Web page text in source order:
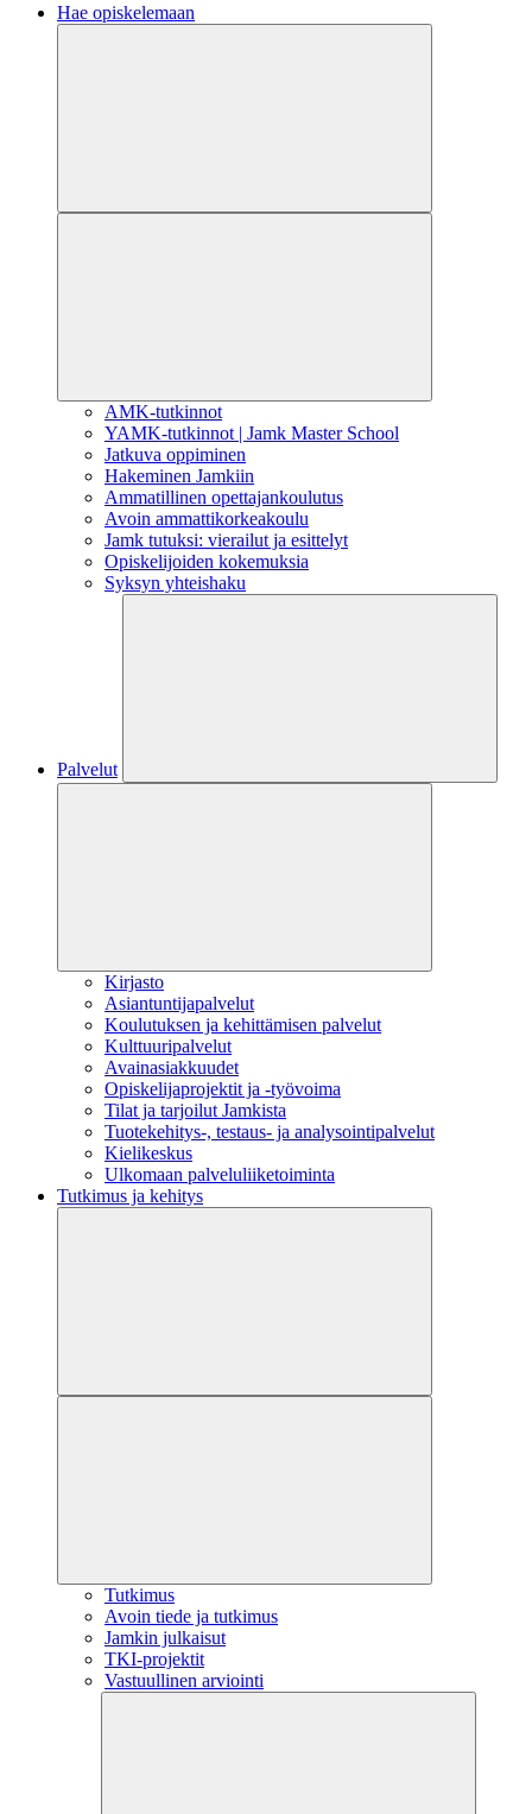
Hae opiskelemaan
AMK-tutkinnot
YAMK-tutkinnot | Jamk Master School
Jatkuva oppiminen
Hakeminen Jamkiin
Ammatillinen opettajankoulutus
Avoin ammattikorkeakoulu
Jamk tutuksi: vierailut ja esittelyt
Opiskelijoiden kokemuksia
Syksyn yhteishaku
Palvelut
Kirjasto
Asiantuntijapalvelut
Koulutuksen ja kehittämisen palvelut
Kulttuuripalvelut
Avainasiakkuudet
Opiskelijaprojektit​ ja -työvoima
Tilat ja tarjoilut Jamkista
Tuotekehitys-, testaus- ja analysointipalvelut
Kielikeskus
Ulkomaan palveluliiketoiminta
Tutkimus ja kehitys
Tutkimus
Avoin tiede ja tutkimus
Jamkin julkaisut
TKI-projektit
Vastuullinen arviointi